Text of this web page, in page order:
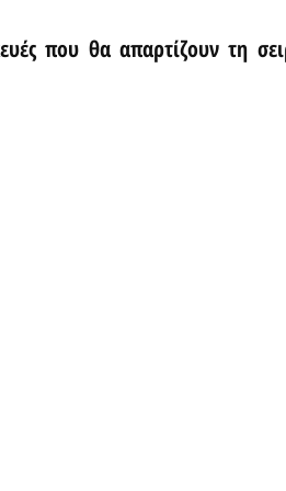
που θα απαρτίζουν τη